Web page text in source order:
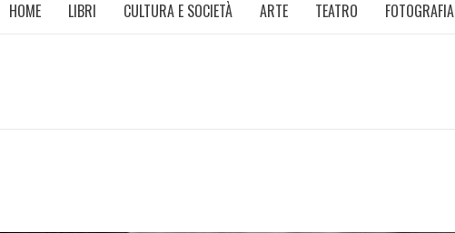
HOME LIBRI CULTURA E SOCIETÀ ARTE TEATRO FOTOGRAFIA